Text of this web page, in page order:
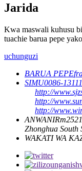
Jarida
Kwa maswali kuhusu
tuachie barua pepe
uchunguzi
BARUA PEPE
SIMU0086-
http://
http://
http://
ANWANI
Zhonghua South
WAKATI WA